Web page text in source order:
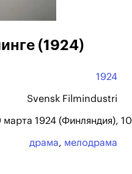
(1924)
1924
Svensk Filmindustri
марта 1924 (Финляндия),
драма, мелодрама